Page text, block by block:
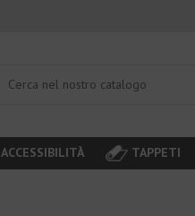
ACCESSIBILITÀ TAPPETI